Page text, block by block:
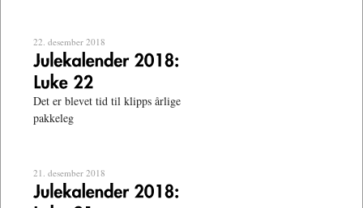
22. desember 2018
Det er blevet tid til klipps årlige
pakkeleg
21. desember 2018